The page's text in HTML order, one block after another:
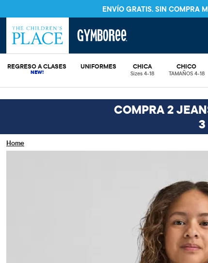
ENVÍO GRATIS. SIN COMPRA
REGRESO A CLASES UNIFORMES CHICA
Sizes 4-18
CHICO
TAMAÑOS 4-18
COMPRA 2
3
Home